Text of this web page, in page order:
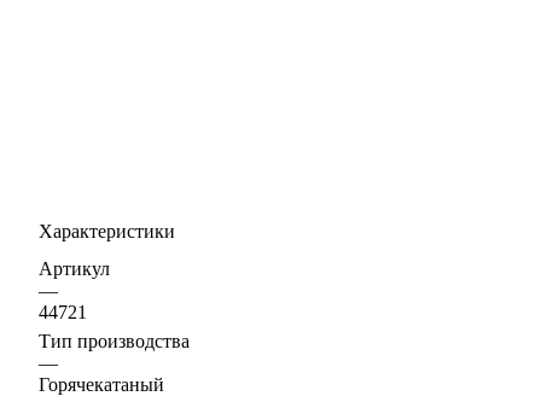
Характеристики
Артикул
—
44721
Тип производства
—
Горячекатаный